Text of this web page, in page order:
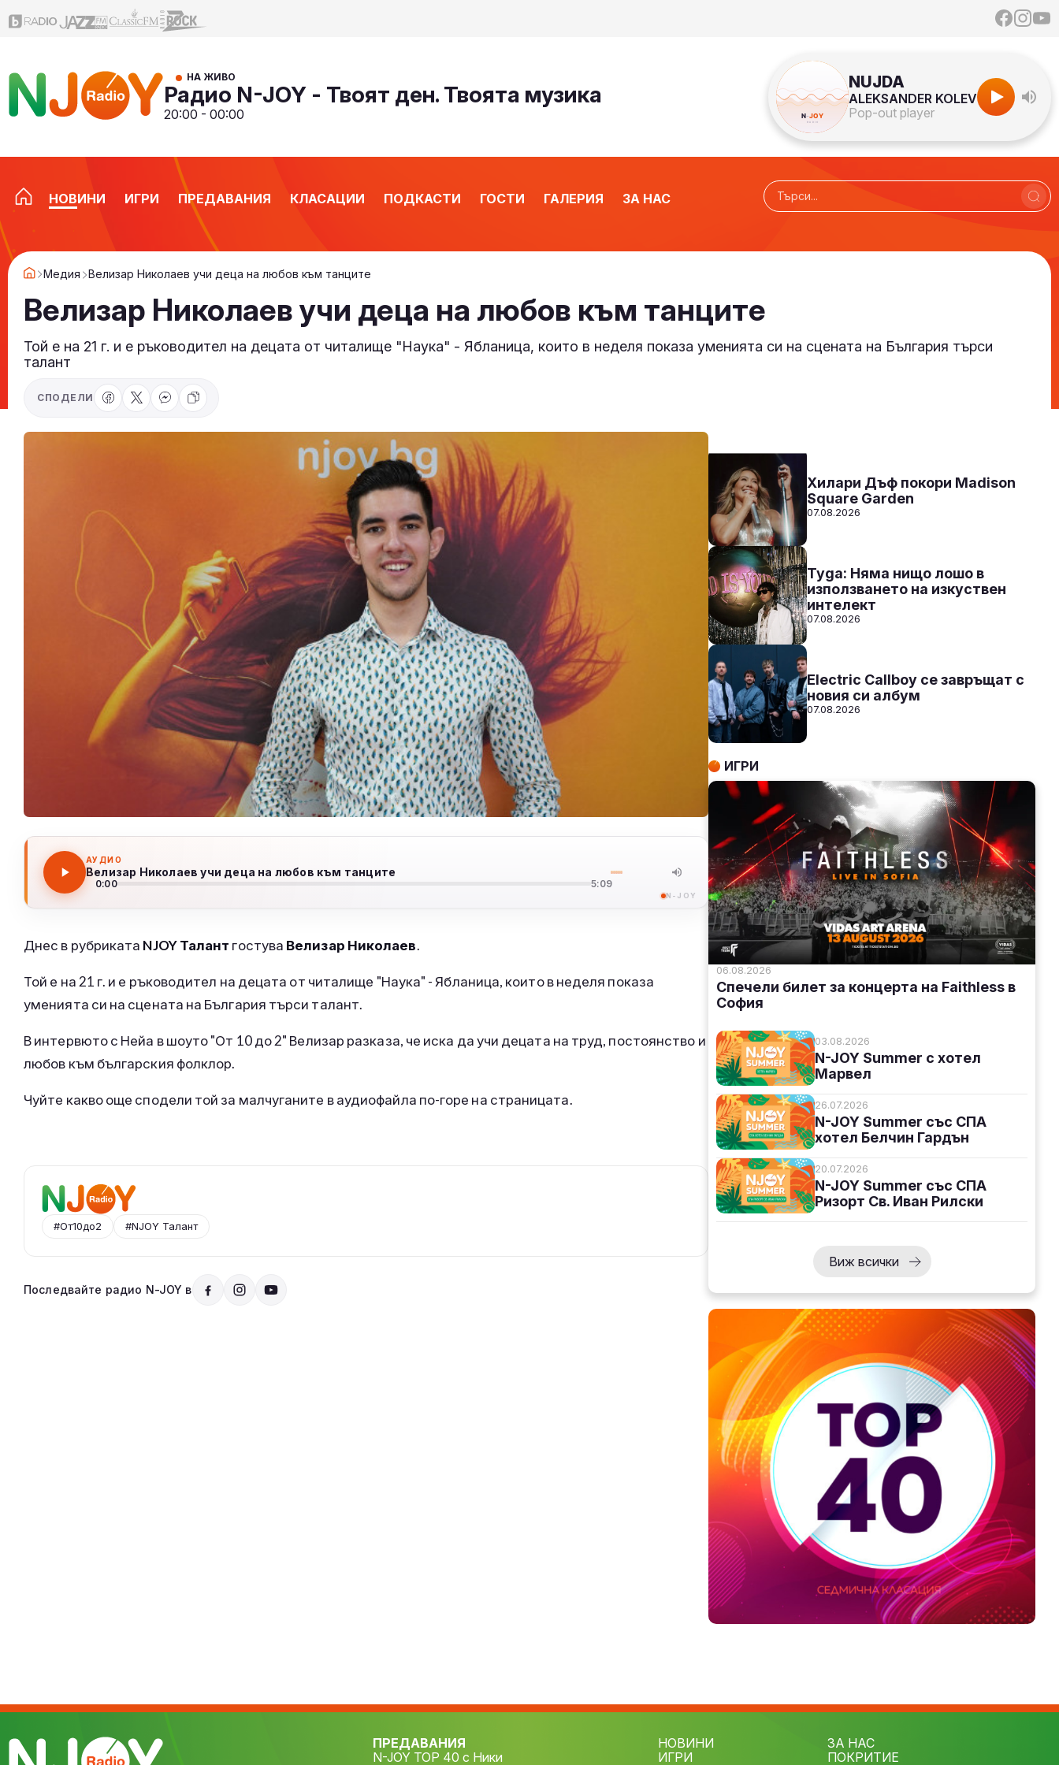
НА ЖИВО
Радио N-JOY - Твоят ден. Твоята музика
20:00 - 00:00
NUJDA
ALEKSANDER KOLEV
Pop-out player
НОВИНИ ИГРИ ПРЕДАВАНИЯ КЛАСАЦИИ ПОДКАСТИ ГОСТИ ГАЛЕРИЯ ЗА НАС
Медия Велизар Николаев учи деца на любов към танците
Велизар Николаев учи деца на любов към танците
Той е на 21 г. и е ръководител на децата от читалище "Наука" - Ябланица, които в неделя показа уменията си на сцената на България търси
талант
СПОДЕЛИ
АУДИО
Велизар Николаев учи деца на любов към танците
0:00 5:09
N-JOY
Днес в рубриката NJOY Талант гостува Велизар Николаев.
Той е на 21 г. и е ръководител на децата от читалище "Наука" - Ябланица, които в неделя показа
уменията си на сцената на България търси талант.
В интервюто с Нейа в шоуто "От 10 до 2" Велизар разказа, че иска да учи децата на труд, постоянство и
любов към българския фолклор.
Чуйте какво още сподели той за малчуганите в аудиофайла по-горе на страницата.
#От10до2 #NJOY Талант
Последвайте радио N-JOY в
СЛУШАЙ
Хилари Дъф покори Madison
Square Garden
07.08.2026
Tyga: Няма нищо лошо в
използването на изкуствен
интелект
07.08.2026
Electric Callboy се завръщат с
новия си албум
07.08.2026
ИГРИ
06.08.2026
Спечели билет за концерта на Faithless в
София
03.08.2026
N-JOY Summer с хотел
Марвел
26.07.2026
N-JOY Summer със СПА
хотел Белчин Гардън
20.07.2026
N-JOY Summer със СПА
Ризорт Св. Иван Рилски
Виж всички
ПРЕДАВАНИЯ
N-JOY TOP 40 с Ники
НОВИНИ
ИГРИ
ЗА НАС
ПОКРИТИЕ